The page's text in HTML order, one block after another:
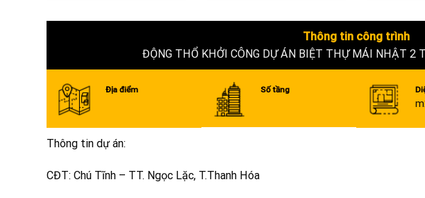
Thông tin công trình
ĐỘNG THỔ KHỞI CÔNG DỰ ÁN BIỆT THỰ MÁI NHẬT 2
Địa điểm Số tầng
Thông tin dự án:
CĐT: Chú Tĩnh – TT. Ngọc Lặc, T.Thanh Hóa